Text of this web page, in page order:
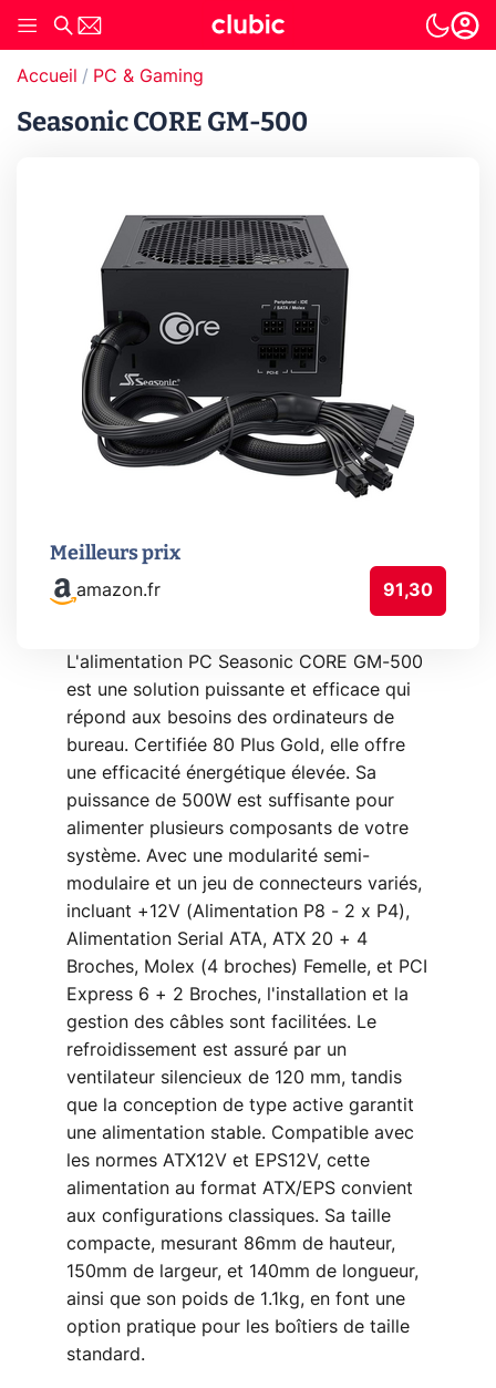
Accueil PC & Gaming
Seasonic CORE GM-500
Meilleurs prix
amazon.fr 91,30
L'alimentation PC Seasonic CORE GM-500
est une solution puissante et efficace qui
répond aux besoins des ordinateurs de
bureau. Certifiée 80 Plus Gold, elle offre
une efficacité énergétique élevée. Sa
puissance de 500W est suffisante pour
alimenter plusieurs composants de votre
système. Avec une modularité semi-
modulaire et un jeu de connecteurs variés,
incluant +12V (Alimentation P8 - 2 x P4),
Alimentation Serial ATA, ATX 20 + 4
Broches, Molex (4 broches) Femelle, et PCI
Express 6 + 2 Broches, l'installation et la
gestion des câbles sont facilitées. Le
refroidissement est assuré par un
ventilateur silencieux de 120 mm, tandis
que la conception de type active garantit
une alimentation stable. Compatible avec
les normes ATX12V et EPS12V, cette
alimentation au format ATX/EPS convient
aux configurations classiques. Sa taille
compacte, mesurant 86mm de hauteur,
150mm de largeur, et 140mm de longueur,
ainsi que son poids de 1.1kg, en font une
option pratique pour les boîtiers de taille
standard.